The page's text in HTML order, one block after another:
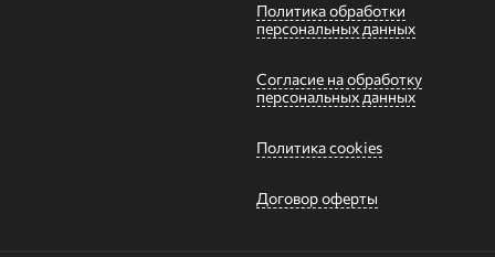
Политика обработки
персональных данных
Согласие на обработку
персональных данных
Политика cookies
Договор оферты